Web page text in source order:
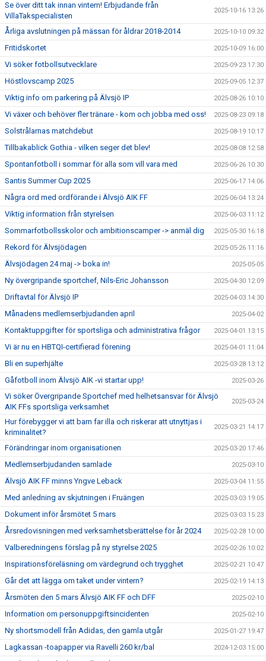
Se över ditt tak innan vintern! Erbjudande från
VillaTakspecialisten
2025-10-16 13:26
Årliga avslutningen på mässan för åldrar 2018-2014 2025-10-10 09:32
Fritidskortet 2025-10-09 16:00
Vi söker fotbollsutvecklare 2025-09-23 17:30
Höstlovscamp 2025 2025-09-05 12:37
Viktig info om parkering på Älvsjö IP 2025-08-26 10:10
Vi växer och behöver fler tränare - kom och jobba med oss! 2025-08-23 09:18
Solstrålarnas matchdebut 2025-08-19 10:17
Tillbakablick Gothia - vilken seger det blev! 2025-08-08 12:58
Spontanfotboll i sommar för alla som vill vara med 2025-06-26 10:30
Santis Summer Cup 2025 2025-06-17 14:06
Några ord med ordförande i Älvsjö AIK FF 2025-06-04 13:24
Viktig information från styrelsen 2025-06-03 11:12
Sommarfotbollsskolor och ambitionscamper -> anmäl dig 2025-05-30 16:18
Rekord för Älvsjödagen 2025-05-26 11:16
Älvsjödagen 24 maj -> boka in! 2025-05-05
Ny övergripande sportchef, Nils-Eric Johansson 2025-04-30 12:09
Driftavtal för Älvsjö IP 2025-04-03 14:30
Månadens medlemserbjudanden april 2025-04-02
Kontaktuppgifter för sportsliga och administrativa frågor 2025-04-01 13:15
Vi är nu en HBTQI-certifierad förening 2025-04-01 11:04
Bli en superhjälte 2025-03-28 13:12
Gåfotboll inom Älvsjö AIK -vi startar upp! 2025-03-26
Vi söker Övergripande Sportchef med helhetsansvar för Älvsjö
AIK FFs sportsliga verksamhet
2025-03-24
Hur förebygger vi att barn far illa och riskerar att utnyttjas i
kriminalitet?
2025-03-21 14:17
Förändringar inom organisationen 2025-03-20 17:46
Medlemserbjudanden samlade 2025-03-10
Älvsjö AIK FF minns Yngve Leback 2025-03-04 11:55
Med anledning av skjutningen i Fruängen 2025-03-03 19:05
Dokument inför årsmötet 5 mars 2025-03-03 15:23
Årsredovisningen med verksamhetsberättelse för år 2024 2025-02-28 10:00
Valberedningens förslag på ny styrelse 2025 2025-02-26 10:02
Inspirationsföreläsning om värdegrund och trygghet 2025-02-21 10:47
Går det att lägga om taket under vintern? 2025-02-19 14:13
Årsmöten den 5 mars Älvsjö AIK FF och DFF 2025-02-10
Information om personuppgiftsincidenten 2025-02-10
Ny shortsmodell från Adidas, den gamla utgår 2025-01-27 19:47
Lagkassan -toapapper via Ravelli 260 kr/bal 2024-12-03 15:00